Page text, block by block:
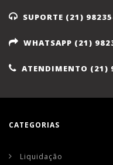
SUPORTE (21)
WHATSAPP (21)
ATENDIMENTO (21)
CATEGORIAS
Liquidação